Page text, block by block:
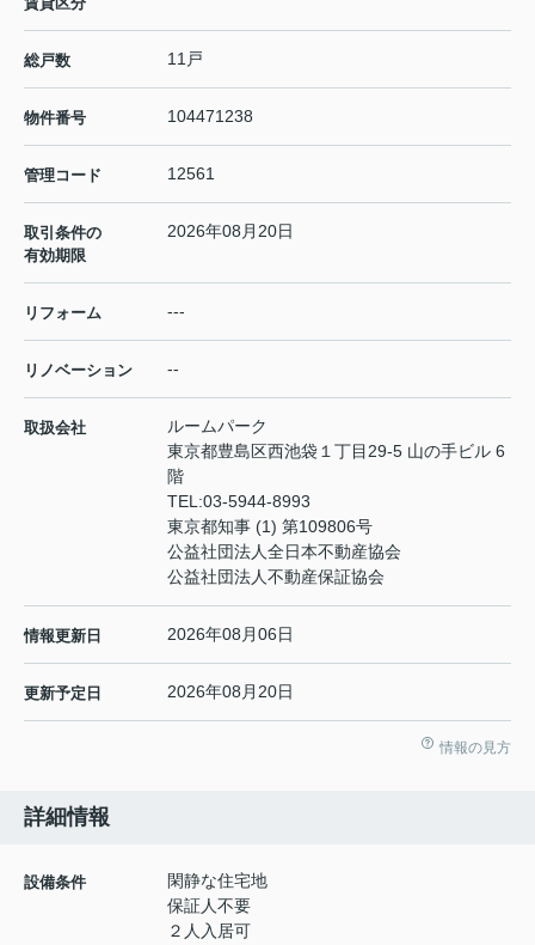
総戸数 11戸
物件番号 104471238
管理コード 12561
取引条件の
有効期限
2026年08月20日
リフォーム ---
リノベーション --
取扱会社
ルームパーク
東京都豊島区西池袋１丁目29-5 山の手ビル 6
階
TEL:03-5944-8993
東京都知事 (1) 第109806号
公益社団法人全日本不動産協会
公益社団法人不動産保証協会
情報更新日 2026年08月06日
更新予定日 2026年08月20日
情報の見方
詳細情報
設備条件
閑静な住宅地
保証人不要
２人入居可